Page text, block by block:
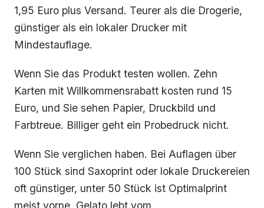
1,95 Euro plus Versand. Teurer als die Drogerie,
günstiger als ein lokaler Drucker mit
Mindestauflage.
Wenn Sie das Produkt testen wollen. Zehn
Karten mit Willkommensrabatt kosten rund 15
Euro, und Sie sehen Papier, Druckbild und
Farbtreue. Billiger geht ein Probedruck nicht.
Wenn Sie verglichen haben. Bei Auflagen über
100 Stück sind Saxoprint oder lokale Druckereien
oft günstiger, unter 50 Stück ist Optimalprint
meist vorne. Gelato lebt vom